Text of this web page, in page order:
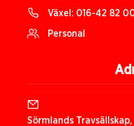
Växel: 016-42 82
Personal
Sörmlands